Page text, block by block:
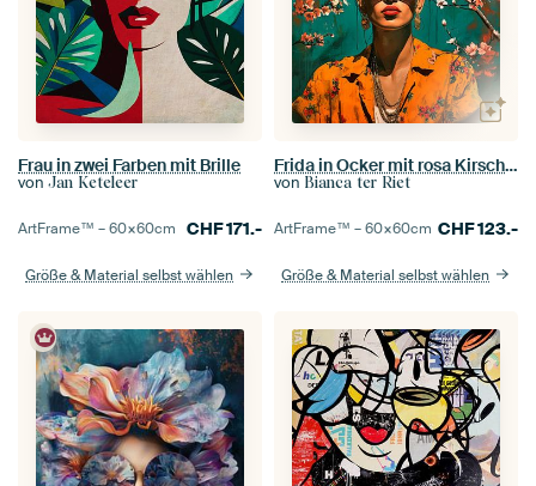
Frau in zwei Farben mit Brille
von Jan Keteleer
ArtFrame™ –60×60cm CHF171.-
Größe & Material selbst wählen
Frida in Ocker mit rosa Kirschblüten
von Bianca ter Riet
ArtFrame™ –60×60cm CHF123.-
Größe & Material selbst wählen